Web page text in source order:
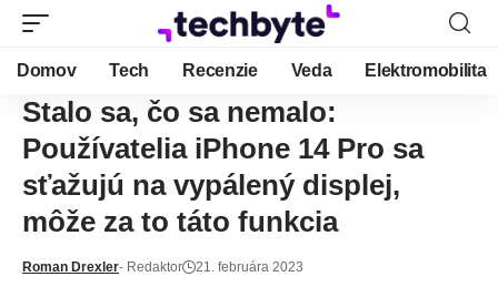
Domov Tech Recenzie Veda Elektromobilita
Stalo sa, čo sa nemalo:
Používatelia iPhone 14 Pro sa
sťažujú na vypálený displej,
môže za to táto funkcia
Roman Drexler- Redaktor 21. februára 2023